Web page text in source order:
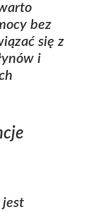
bez
się z
i
jest